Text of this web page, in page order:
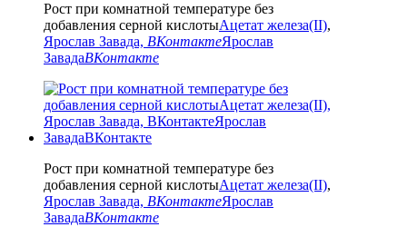
Рост при комнатной температуре без
добавления серной кислотыАцетат железа(II),
Ярослав Завада, ВКонтактеЯрослав
ЗавадаВКонтакте
Рост при комнатной температуре без
добавления серной кислотыАцетат железа(II),
Ярослав Завада, ВКонтактеЯрослав
ЗавадаВКонтакте